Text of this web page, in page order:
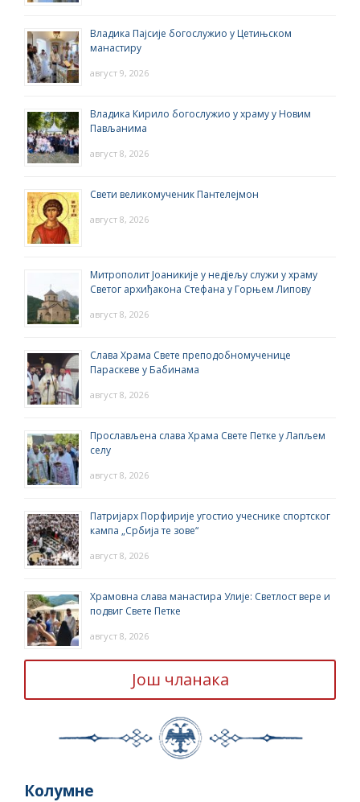
Владика Пајсије богослужио у Цетињском
манастиру
август 9, 2026
Владика Кирило богослужио у храму у Новим
Пављанима
август 8, 2026
Свети великомученик Пантелејмон
август 8, 2026
Митрополит Јоаникије у недјељу служи у храму
Светог архиђакона Стефана у Горњем Липову
август 8, 2026
Слава Храма Свете преподобномученице
Параскеве у Бабинама
август 8, 2026
Прослављена слава Храма Свете Петке у Лапљем
селу
август 8, 2026
Патријарх Порфирије угостио учеснике спортског
кампа „Србија те зове“
август 8, 2026
Храмовна слава манастира Улије: Светлост вере и
подвиг Свете Петке
август 8, 2026
Још чланака
Колумне